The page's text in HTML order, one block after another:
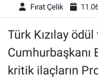
Fırat Çelik
Türk Kızılay
Cumhurbaşkanı
kritik ilaçların